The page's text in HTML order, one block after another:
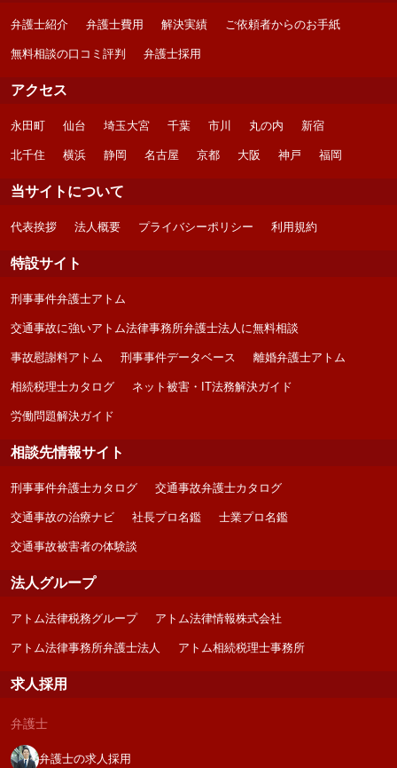
弁護士紹介 弁護士費用 解決実績 ご依頼者からのお手紙
無料相談の口コミ評判 弁護士採用
アクセス
永田町 仙台 埼玉大宮 千葉 市川 丸の内 新宿
北千住 横浜 静岡 名古屋 京都 大阪 神戸 福岡
当サイトについて
代表挨拶 法人概要 プライバシーポリシー 利用規約
特設サイト
刑事事件弁護士アトム
交通事故に強いアトム法律事務所弁護士法人に無料相談
事故慰謝料アトム 刑事事件データベース 離婚弁護士アトム
相続税理士カタログ ネット被害・IT法務解決ガイド
労働問題解決ガイド
相談先情報サイト
刑事事件弁護士カタログ 交通事故弁護士カタログ
交通事故の治療ナビ 社長プロ名鑑 士業プロ名鑑
交通事故被害者の体験談
法人グループ
アトム法律税務グループ アトム法律情報株式会社
アトム法律事務所弁護士法人 アトム相続税理士事務所
求人採用
弁護士
弁護士の求人採用